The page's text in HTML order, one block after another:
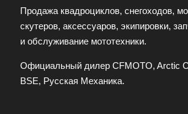
Продажа квадроциклов, снегоходов,
скутеров, аксессуаров, экипировки,
и обслуживание мототехники.
Официальный дилер CFMOTO, Arctic
BSE, Русская Механика.